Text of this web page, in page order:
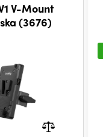
V-Mount
(3676)